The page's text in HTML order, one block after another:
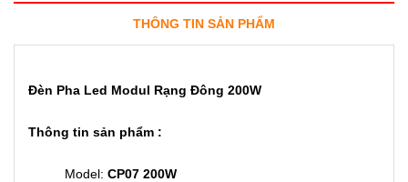
THÔNG TIN SẢN PHẨM
Đèn Pha Led Modul Rạng Đông 200W
Thông tin sản phẩm :
Model: CP07 200W